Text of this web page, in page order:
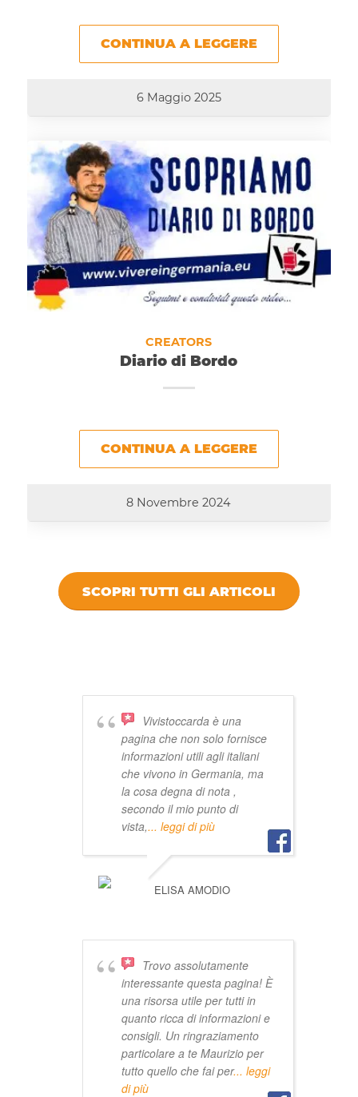
CONTINUA A LEGGERE
6 Maggio 2025
CREATORS
Diario di Bordo
CONTINUA A LEGGERE
8 Novembre 2024
SCOPRI TUTTI GLI ARTICOLI
Vivistoccarda è una
pagina che non solo fornisce
informazioni utili agli italiani
che vivono in Germania, ma
la cosa degna di nota ,
secondo il mio punto di
vista,... leggi di più
ELISA AMODIO
Trovo assolutamente
interessante questa pagina! È
una risorsa utile per tutti in
quanto ricca di informazioni e
consigli. Un ringraziamento
particolare a te Maurizio per
tutto quello che fai per... leggi
di più